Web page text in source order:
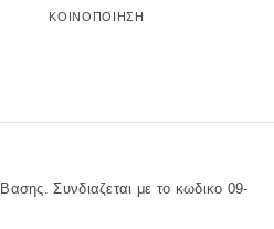
ΚΟΙΝΟΠΟΊΗΣΗ
Συνδιαζεται με το κωδικο 09-